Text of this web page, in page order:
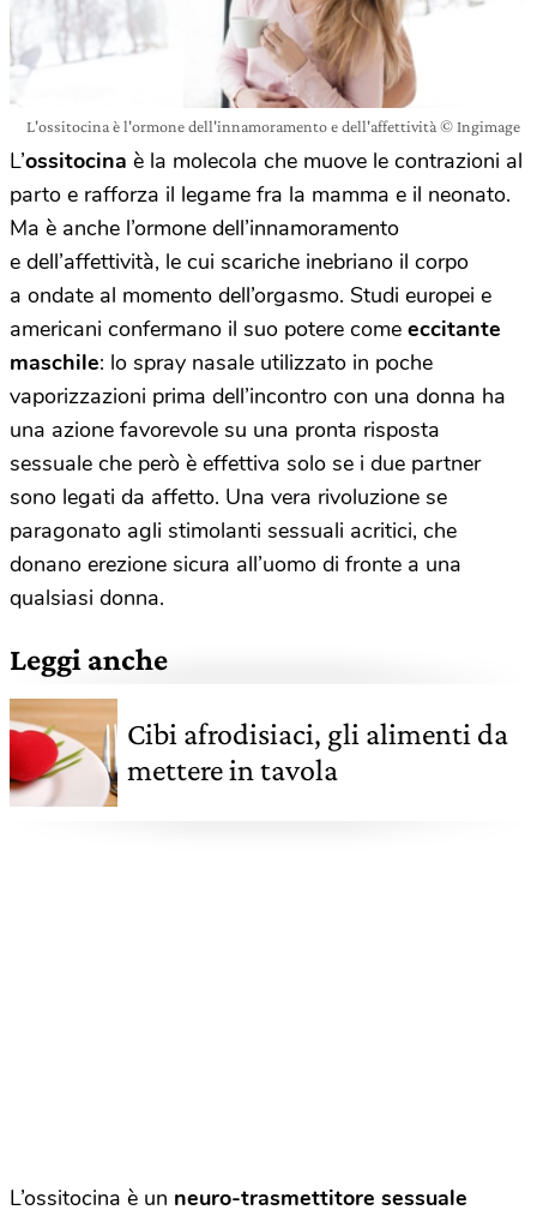
L'ossitocina è l'ormone dell'innamoramento e dell'affettività © Ingimage
L’ossitocina è la molecola che muove le contrazioni al
parto e rafforza il legame fra la mamma e il neonato.
Ma è anche l’ormone dell’innamoramento
e dell’affettività, le cui scariche inebriano il corpo
a ondate al momento dell’orgasmo. Studi europei e
americani confermano il suo potere come eccitante
maschile: lo spray nasale utilizzato in poche
vaporizzazioni prima dell’incontro con una donna ha
una azione favorevole su una pronta risposta
sessuale che però è effettiva solo se i due partner
sono legati da affetto. Una vera rivoluzione se
paragonato agli stimolanti sessuali acritici, che
donano erezione sicura all’uomo di fronte a una
qualsiasi donna.
Leggi anche
Cibi afrodisiaci, gli alimenti da
mettere in tavola
L’ossitocina è un neuro-trasmettitore sessuale